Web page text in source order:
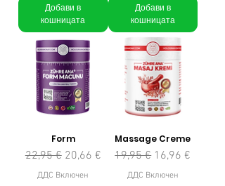
Добави в
кошницата
Добави в
кошницата
Form
Редовна цена
22,95 € Продажна цена
20,66 €
ДДС Включен
Massage Creme
Редовна цена
19,95 € Продажна цена
16,96 €
ДДС Включен